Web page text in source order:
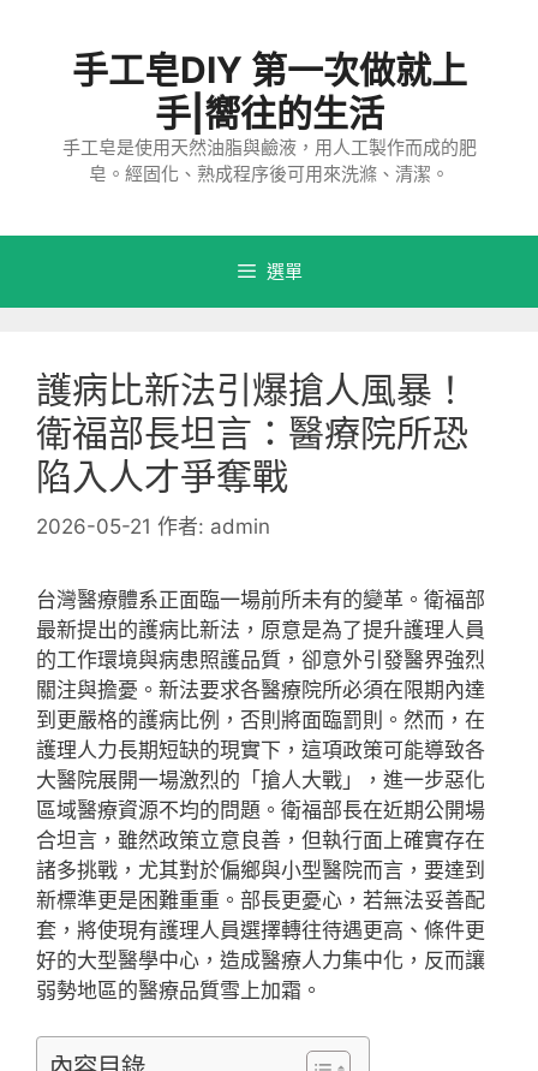
手工皂DIY 第一次做就上
手|嚮往的生活
手工皂是使用天然油脂與鹼液，用人工製作而成的肥
皂。經固化、熟成程序後可用來洗滌、清潔。
選單
護病比新法引爆搶人風暴！
衛福部長坦言：醫療院所恐
陷入人才爭奪戰
2026-05-21 作者: admin
台灣醫療體系正面臨一場前所未有的變革。衛福部
最新提出的護病比新法，原意是為了提升護理人員
的工作環境與病患照護品質，卻意外引發醫界強烈
關注與擔憂。新法要求各醫療院所必須在限期內達
到更嚴格的護病比例，否則將面臨罰則。然而，在
護理人力長期短缺的現實下，這項政策可能導致各
大醫院展開一場激烈的「搶人大戰」，進一步惡化
區域醫療資源不均的問題。衛福部長在近期公開場
合坦言，雖然政策立意良善，但執行面上確實存在
諸多挑戰，尤其對於偏鄉與小型醫院而言，要達到
新標準更是困難重重。部長更憂心，若無法妥善配
套，將使現有護理人員選擇轉往待遇更高、條件更
好的大型醫學中心，造成醫療人力集中化，反而讓
弱勢地區的醫療品質雪上加霜。